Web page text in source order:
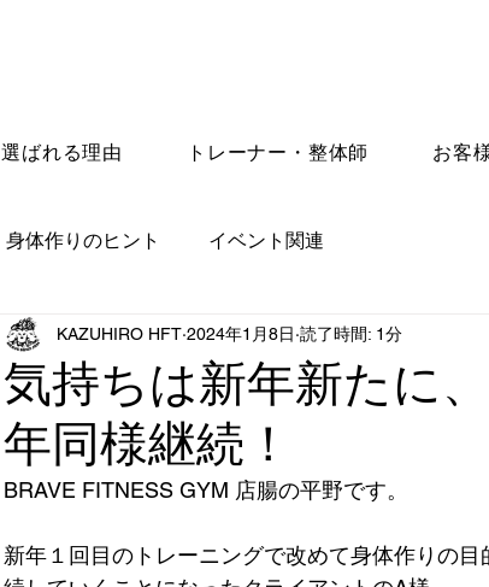
選ばれる理由 トレーナー・整体師 お客
身体作りのヒント イベント関連
気持ちは新年新たに
年同様継続！
KAZUHIRO HFT 2024年1月8日 読了時間: 1分
BRAVE FITNESS GYM 店腸の平野です。
新年１回目のトレーニングで改めて身体作りの